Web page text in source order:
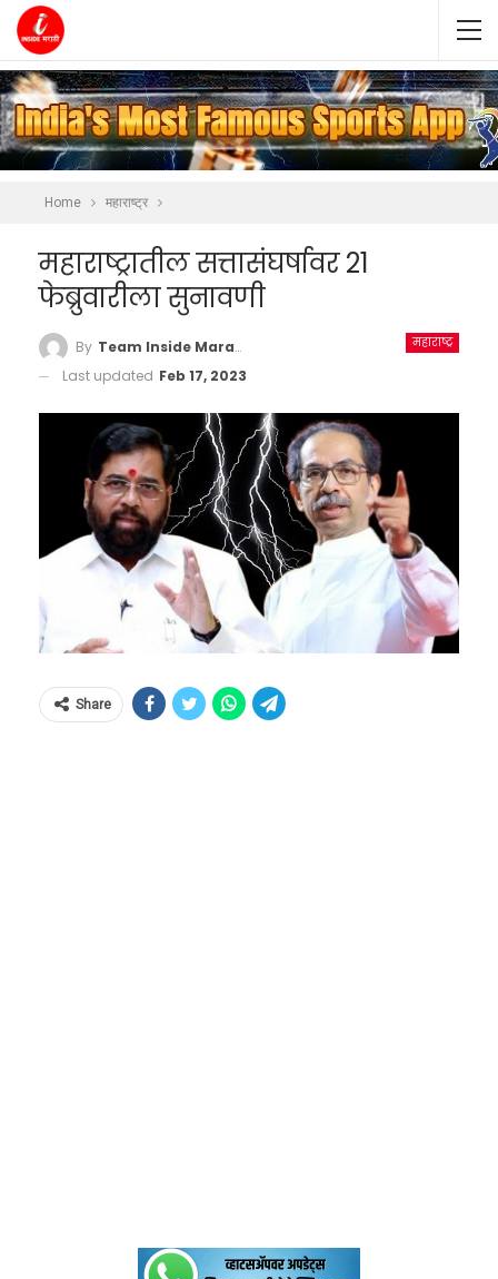
Home महाराष्ट्र
महाराष्ट्रातील सत्तासंघर्षावर 21
फेब्रुवारीला सुनावणी
महाराष्ट्र
By Team Inside Marathi
Last updated Feb 17, 2023
Share